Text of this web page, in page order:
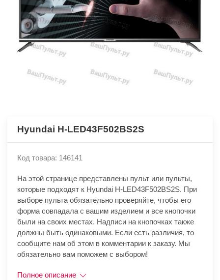
Hyundai H-LED43F502BS2S
Код товара: 146141
На этой странице представлены пульт или пульты,
которые подходят к Hyundai H-LED43F502BS2S. При
выборе пульта обязательно проверяйте, чтобы его
форма совпадала с вашим изделием и все кнопочки
были на своих местах. Надписи на кнопочках также
должны быть одинаковыми. Если есть различия, то
сообщите нам об этом в комментарии к заказу. Мы
обязательно вам поможем с выбором!
Полное описание